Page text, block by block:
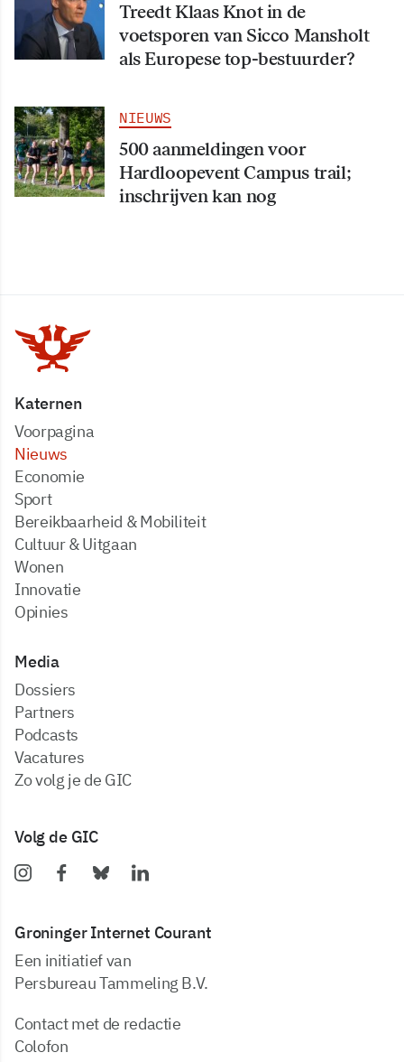
Treedt Klaas Knot in de
voetsporen van Sicco Mansholt
als Europese top-bestuurder?
NIEUWS
500 aanmeldingen voor
Hardloopevent Campus trail;
inschrijven kan nog
Katernen
Voorpagina
Nieuws
Economie
Sport
Bereikbaarheid & Mobiliteit
Cultuur & Uitgaan
Wonen
Innovatie
Opinies
Media
dossiers
partners
podcasts
vacatures
zo volg je de GIC
Volg de GIC
Groninger Internet Courant
Een initiatief van
Persbureau Tammeling B.V.
Contact met de redactie
Colofon